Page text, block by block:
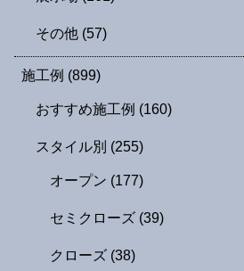
その他 (57)
施工例 (899)
おすすめ施工例 (160)
スタイル別 (255)
オープン (177)
セミクローズ (39)
クローズ (38)